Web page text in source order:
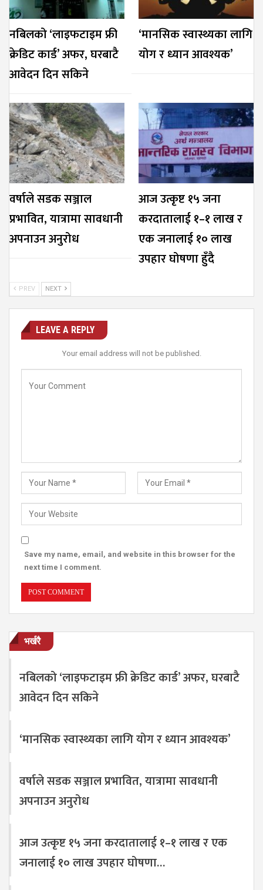
नबिलको ‘लाइफटाइम फ्री
क्रेडिट कार्ड’ अफर, घरबाटै
आवेदन दिन सकिने
‘मानसिक स्वास्थ्यका लागि
योग र ध्यान आवश्यक’
वर्षाले सडक सञ्जाल
प्रभावित, यात्रामा सावधानी
अपनाउन अनुरोध
आज उत्कृष्ट १५ जना
करदातालाई १–१ लाख र
एक जनालाई १० लाख
उपहार घोषणा हुँदै
PREV NEXT
LEAVE A REPLY
Your email address will not be published.
Save my name, email, and website in this browser for the
next time I comment.
भर्खरै
नबिलको ‘लाइफटाइम फ्री क्रेडिट कार्ड’ अफर, घरबाटै
आवेदन दिन सकिने
‘मानसिक स्वास्थ्यका लागि योग र ध्यान आवश्यक’
वर्षाले सडक सञ्जाल प्रभावित, यात्रामा सावधानी
अपनाउन अनुरोध
आज उत्कृष्ट १५ जना करदातालाई १–१ लाख र एक
जनालाई १० लाख उपहार घोषणा…